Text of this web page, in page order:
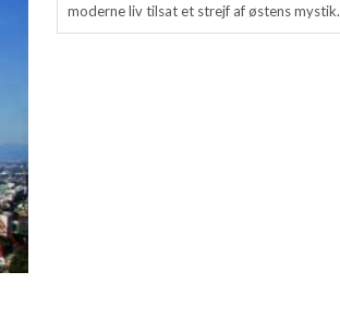
moderne liv tilsat et strejf af østens mystik.